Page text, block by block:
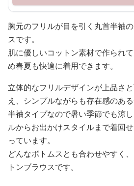
胸元のフリルが目を引く丸首半袖
スです。
肌に優しいコットン素材で作られ
め春夏も快適に着用できます。
立体的なフリルデザインが上品さ
え、シンプルながらも存在感のある
半袖タイプなので暑い季節でも涼
ルからお出かけスタイルまで着回
っています。
どんなボトムスとも合わせやすく
トンブラウスです。